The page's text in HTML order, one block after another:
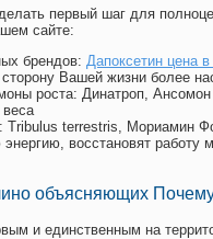
первый шаг для
сайте:
брендов: Дапоксетин цена
Вашей жизни более
роста: Динатроп,
Tribulus terrestris, Мориамин
восстановят работу
объясняющих
и единственным на